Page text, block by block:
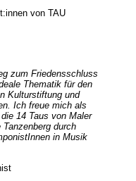
von TAU
zum Friedensschluss
Thematik für den
Kulturstiftung und
Ich freue mich als
14 Taus von Maler
durch
in Musik